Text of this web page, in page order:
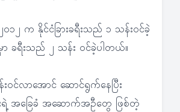
၀၁၂ က နိုင်ငံခြားခရီးသည် ၁ သန်းဝင်ခဲ့
မှာ ခရီးသည် ၂ သန်း ဝင်ခဲ့ပါတယ်။
းဝင်လာအောင် ဆောင်ရွက်နေပြီး
ရဲ့ အခြေခံ အဆောက်အဦတွေ ဖြစ်တဲ့